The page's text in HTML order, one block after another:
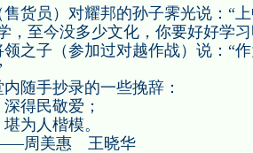
售货员 ）对耀邦的孙子霁光说：“
，至今没多少文化，你要好好学习
之子（参加过对越作战）说：“
随手抄录的一些挽辞：
得民敬爱；
人楷模。
周美惠 王晓华